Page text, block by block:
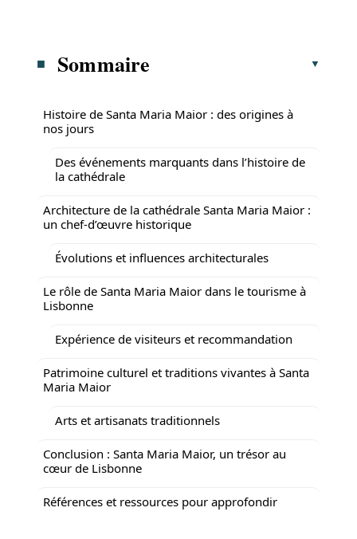
Sommaire
Histoire de Santa Maria Maior : des origines à
nos jours
Des événements marquants dans l’histoire de
la cathédrale
Architecture de la cathédrale Santa Maria Maior :
un chef-d’œuvre historique
Évolutions et influences architecturales
Le rôle de Santa Maria Maior dans le tourisme à
Lisbonne
Expérience de visiteurs et recommandation
Patrimoine culturel et traditions vivantes à Santa
Maria Maior
Arts et artisanats traditionnels
Conclusion : Santa Maria Maior, un trésor au
cœur de Lisbonne
Références et ressources pour approfondir